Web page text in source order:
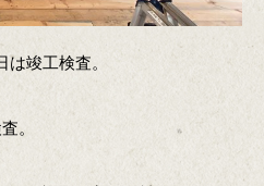
竣工検査。
。